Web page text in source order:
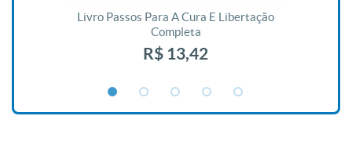
Livro Passos Para A Cura E Libertação
Completa
R$ 13,42